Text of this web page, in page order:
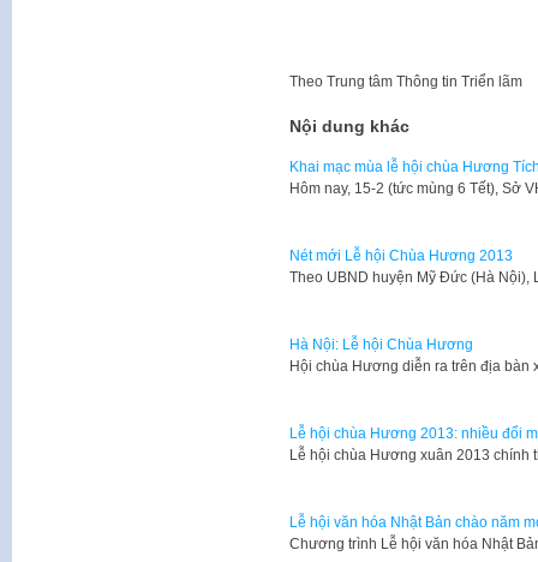
Theo Trung tâm Thông tin Triển lãm
Nội dung khác
Khai mạc mùa lễ hội chùa Hương
​Hôm nay, 15-2 (tức mùng 6 Tết), Sở
Nét mới Lễ hội Chùa Hương 2013
​Theo UBND huyện Mỹ Đức (Hà
Hà Nội: Lễ hội Chùa Hương
​Hội chùa Hương diễn ra trên địa
Lễ hội chùa Hương 2013: nhiều đổi
​Lễ hội chùa Hương xuân 2013
Lễ hội văn hóa Nhật Bản chào năm
​Chương trình Lễ hội văn hóa Nhật